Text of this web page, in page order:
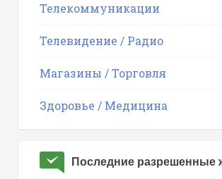
Телекоммуникации
Телевидение / Радио
Магазины / Торговля
Здоровье / Медицина
Последние разрешенные